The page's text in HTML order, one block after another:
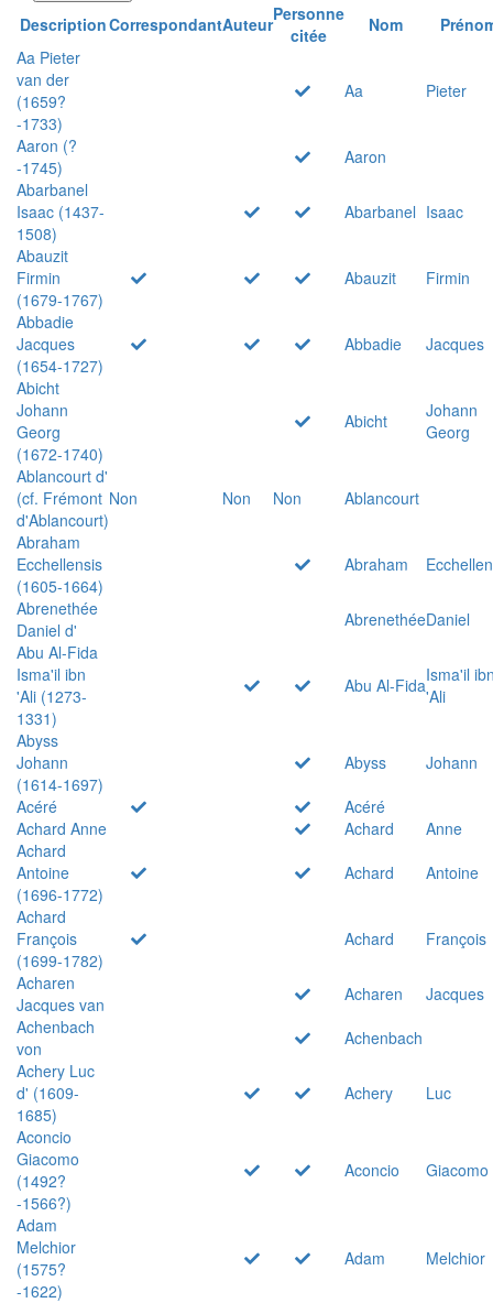
DescriptionCorrespondantAuteurPersonne
citée
Nom
Aa Pieter
van der
(1659?
-1733)
Aa Pieter
Aaron (?
-1745)
Aaron
Abarbanel
Isaac (1437-
1508)
Abarbanel Isaac
Abauzit
Firmin
(1679-1767)
Abauzit
Firmin
Abbadie
Jacques
(1654-1727)
Abbadie
Jacques
Abicht
Johann
Georg
(1672-1740)
Abicht
Johann
Georg
Ablancourt d'
(cf. Frémont
d'Ablancourt)
Non Non Non
Ablancourt
Abraham
Ecchellensis
(1605-1664)
Abraham
Abrenethée
Daniel d'
AbrenethéeDaniel
Abu Al-Fida
Isma'il ibn
'Ali (1273-
1331)
Abu Al-FidaIsma'il
'Ali
Abyss
Johann
(1614-1697)
Abyss
Johann
Acéré
Acéré
Achard Anne
Achard
Anne
Achard
Antoine
(1696-1772)
Achard
Antoine
Achard
François
(1699-1782)
Achard
François
Acharen
Jacques van
Acharen
Jacques
Achenbach
von
Achenbach
Achery Luc
d' (1609-
1685)
Achery
Luc
Aconcio
Giacomo
(1492?
-1566?)
Aconcio Giacomo
Adam
Melchior
(1575?
-1622)
Adam Melchior